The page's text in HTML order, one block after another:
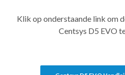
Klik op onderstaande link om
Centsys D5 EVO